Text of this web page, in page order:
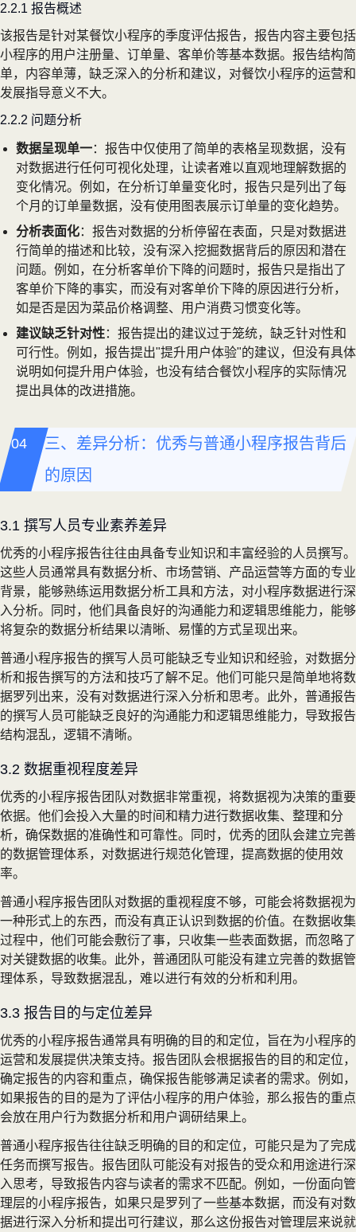
2.2.1 报告概述
该报告是针对某餐饮小程序的季度评估报告，报告内容主要包括
小程序的用户注册量、订单量、客单价等基本数据。报告结构简
单，内容单薄，缺乏深入的分析和建议，对餐饮小程序的运营和
发展指导意义不大。
2.2.2 问题分析
数据呈现单一：报告中仅使用了简单的表格呈现数据，没有
对数据进行任何可视化处理，让读者难以直观地理解数据的
变化情况。例如，在分析订单量变化时，报告只是列出了每
个月的订单量数据，没有使用图表展示订单量的变化趋势。
分析表面化：报告对数据的分析停留在表面，只是对数据进
行简单的描述和比较，没有深入挖掘数据背后的原因和潜在
问题。例如，在分析客单价下降的问题时，报告只是指出了
客单价下降的事实，而没有对客单价下降的原因进行分析，
如是否是因为菜品价格调整、用户消费习惯变化等。
建议缺乏针对性：报告提出的建议过于笼统，缺乏针对性和
可行性。例如，报告提出"提升用户体验"的建议，但没有具体
说明如何提升用户体验，也没有结合餐饮小程序的实际情况
提出具体的改进措施。
三、差异分析：优秀与普通小程序报告背后
的原因
3.1 撰写人员专业素养差异
优秀的小程序报告往往由具备专业知识和丰富经验的人员撰写。
这些人员通常具有数据分析、市场营销、产品运营等方面的专业
背景，能够熟练运用数据分析工具和方法，对小程序数据进行深
入分析。同时，他们具备良好的沟通能力和逻辑思维能力，能够
将复杂的数据分析结果以清晰、易懂的方式呈现出来。
普通小程序报告的撰写人员可能缺乏专业知识和经验，对数据分
析和报告撰写的方法和技巧了解不足。他们可能只是简单地将数
据罗列出来，没有对数据进行深入分析和思考。此外，普通报告
的撰写人员可能缺乏良好的沟通能力和逻辑思维能力，导致报告
结构混乱，逻辑不清晰。
3.2 数据重视程度差异
优秀的小程序报告团队对数据非常重视，将数据视为决策的重要
依据。他们会投入大量的时间和精力进行数据收集、整理和分
析，确保数据的准确性和可靠性。同时，优秀的团队会建立完善
的数据管理体系，对数据进行规范化管理，提高数据的使用效
率。
普通小程序报告团队对数据的重视程度不够，可能会将数据视为
一种形式上的东西，而没有真正认识到数据的价值。在数据收集
过程中，他们可能会敷衍了事，只收集一些表面数据，而忽略了
对关键数据的收集。此外，普通团队可能没有建立完善的数据管
理体系，导致数据混乱，难以进行有效的分析和利用。
3.3 报告目的与定位差异
优秀的小程序报告通常具有明确的目的和定位，旨在为小程序的
运营和发展提供决策支持。报告团队会根据报告的目的和定位，
确定报告的内容和重点，确保报告能够满足读者的需求。例如，
如果报告的目的是为了评估小程序的用户体验，那么报告的重点
会放在用户行为数据分析和用户调研结果上。
普通小程序报告往往缺乏明确的目的和定位，可能只是为了完成
任务而撰写报告。报告团队可能没有对报告的受众和用途进行深
入思考，导致报告内容与读者的需求不匹配。例如，一份面向管
理层的小程序报告，如果只是罗列了一些基本数据，而没有对数
据进行深入分析和提出可行建议，那么这份报告对管理层来说就